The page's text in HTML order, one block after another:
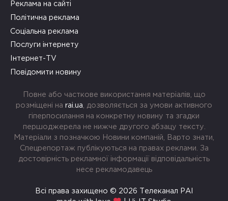
Реклама на сайті
Політична реклама
Соціальна реклама
Послуги інтернету
Інтернет-TV
Повідомити новину
Повне або часткове використання матеріалів, що
розміщені на rai.ua , дозволяється за умови активного
гіперпосилання на конкретну новину та згадки
першоджерела не нижче другого абзацу тексту.
Матеріали з позначкою Новини компаній, Варто знати,
Спецрепортаж публікуються на правах реклами. За
достовірність рекламної інформації відповідальність
несе рекламодавець
Всі права захищено © 2026 Телеканал РАІ